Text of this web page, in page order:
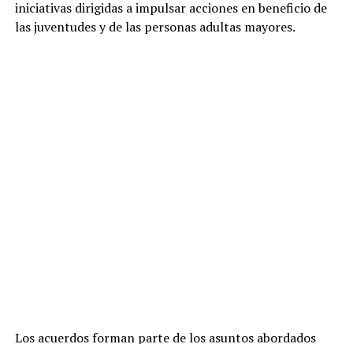
iniciativas dirigidas a impulsar acciones en beneficio de
las juventudes y de las personas adultas mayores.
Los acuerdos forman parte de los asuntos abordados